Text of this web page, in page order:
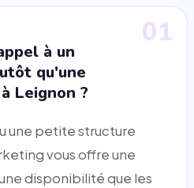
01
à un
qu'une
Leignon ?
une petite structure
vous offre une
disponibilité que les